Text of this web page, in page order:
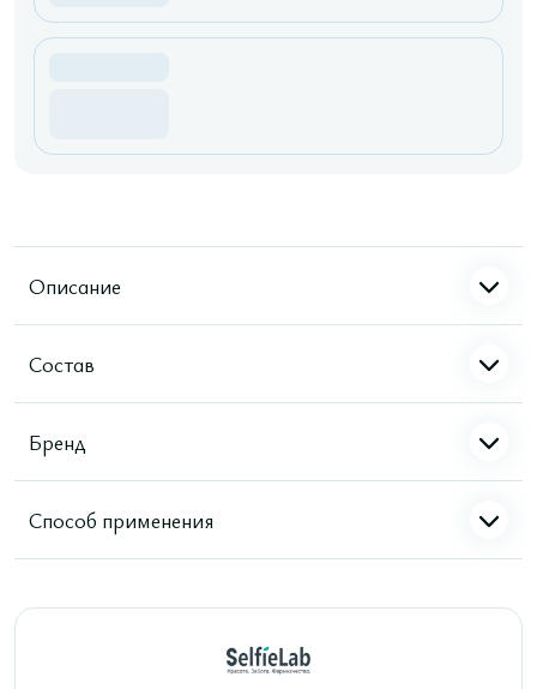
Описание
Состав
Бренд
Способ применения